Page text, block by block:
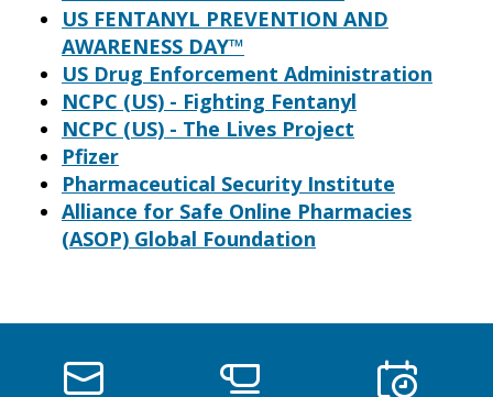
US FENTANYL PREVENTION AND
AWARENESS DAY™
US Drug Enforcement Administration
NCPC (US) - Fighting Fentanyl
NCPC (US) - The Lives Project
Pfizer
Pharmaceutical Security Institute
Alliance for Safe Online Pharmacies
(ASOP) Global Foundation